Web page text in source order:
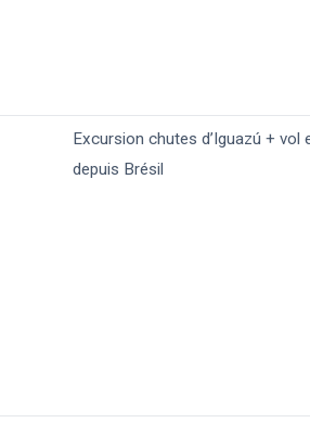
Excursion chutes d’Iguazú + vol
depuis Brésil